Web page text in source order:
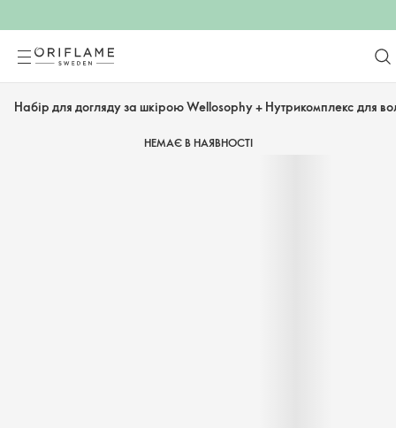
Набір для догляду за шкірою Wellosophy + Нутрикомплекс для
НЕМАЄ В НАЯВНОСТІ